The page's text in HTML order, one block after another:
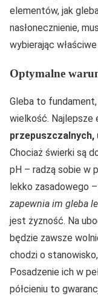
elementów, jak
nasłonecznienie,
wybierając
Optymalne
Gleba to
wielkość. Najlepsze
Chociaż świerki są
pH – radzą sobie w
lekko zasadowego
zapewnia im gleba
jest żyzność. Na
będzie zawsze
chodzi o
Posadzenie ich w
półcieniu to